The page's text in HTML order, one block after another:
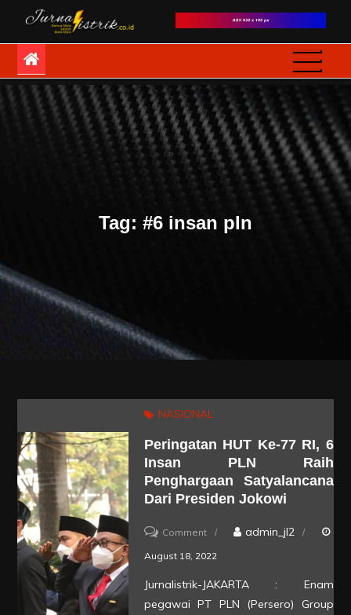
contentJurnaListrik
Semua Mata adalah
Mata-Mata
Tag: #6 insan pln
NASIONAL
Peringatan HUT Ke-77 RI, 6
Insan PLN Raih
Penghargaan Satyalancana
Dari Presiden Jokowi
Commenton
Peringatan
admin_jl2
August 18, 2022
Jurnalistrik-JAKARTA : Enam
pegawai PT PLN (Persero) Group